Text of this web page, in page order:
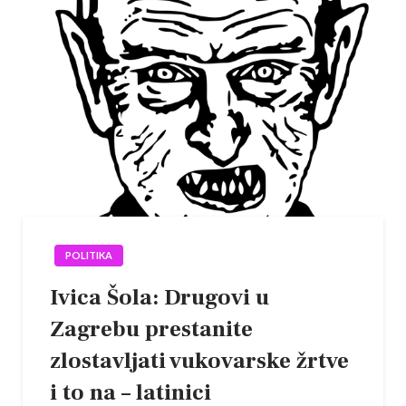
POLITIKA
Ivica Šola: Drugovi u
Zagrebu prestanite
zlostavljati vukovarske žrtve
i to na – latinici